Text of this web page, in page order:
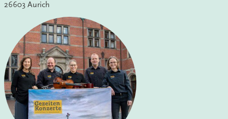
26603 Aurich